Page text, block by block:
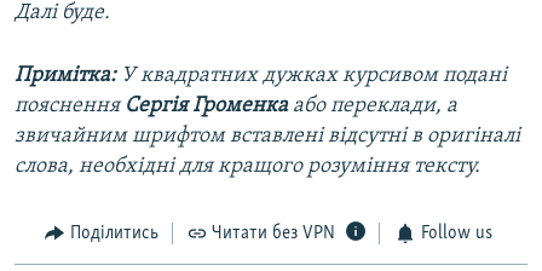
Далі буде.
Примітка: У квадратних дужках курсивом подані
поясненняСергія Громенка або переклади, а
звичайним шрифтом вставлені відсутні в оригіналі
слова, необхідні для кращого розуміння тексту.
Поділитись Читати без VPN Follow us